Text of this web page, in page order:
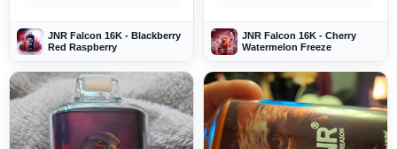
JNR Falcon 16K - Blackberry
Red Raspberry
JNR Falcon 16K - Cherry
Watermelon Freeze